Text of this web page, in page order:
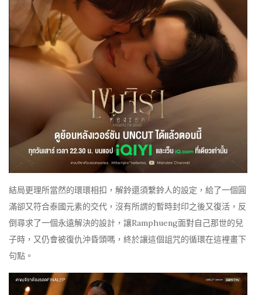
結局更理所當然的環環相扣，解鈴還須繫鈴人的設定，給了一個圓
滿卻又符合泰國元素的交代，沒有所謂的暫時封印之後又復活，反
倒尋求了一個永遠解決的設計，讓Ramphueng面對自己那世的兒
子時，又仍會被復仇沖昏頭嗎，終於讓這個詛咒的循環在這裡畫下
句點。